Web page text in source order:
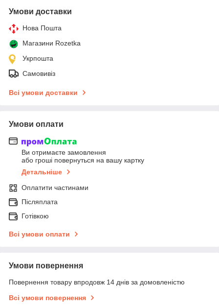
Умови доставки
Нова Пошта
Магазини Rozetka
Укрпошта
Самовивіз
Всі умови доставки
Умови оплати
Ви отримаєте замовлення
або гроші повернуться на вашу картку
Детальніше
Оплатити частинами
Післяплата
Готівкою
Всі умови оплати
Умови повернення
Повернення товару впродовж 14 днів за домовленістю
Всі умови повернення